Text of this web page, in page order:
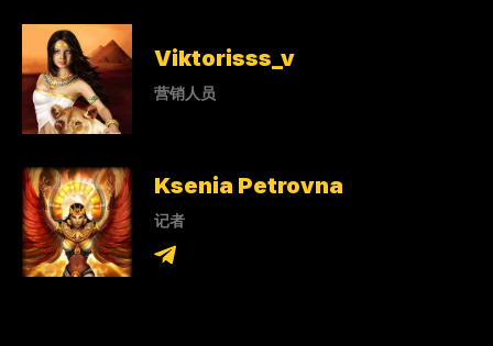
Viktorisss_v
营销人员
Ksenia Petrovna
记者